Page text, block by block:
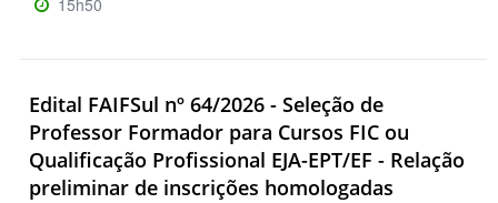
15h50
Edital FAIFSul nº 64/2026 - Seleção de
Professor Formador para Cursos FIC ou
Qualificação Profissional EJA-EPT/EF - Relação
preliminar de inscrições homologadas